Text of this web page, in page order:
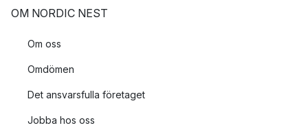
OM NORDIC NEST
Om oss
Omdömen
Det ansvarsfulla företaget
Jobba hos oss